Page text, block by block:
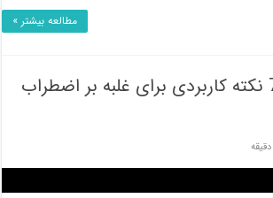
مطالعه بیشتر »
فروش با تلفن و 7 نکته کاربردی برای غلبه بر اضطراب